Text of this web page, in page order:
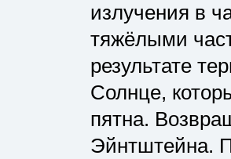
излучения в
тяжёлыми
результате
Солнце,
пятна.
Эйнтштейна.